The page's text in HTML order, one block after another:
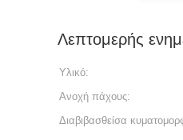
Λεπτομερής
Υλικό:
Ανοχή πάχους:
Διαβιβασθείσα